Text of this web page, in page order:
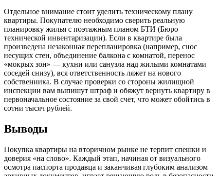
Отдельное внимание стоит уделить техническому плану
квартиры. Покупателю необходимо сверить реальную
планировку жилья с поэтажным планом БТИ (Бюро
технической инвентаризации). Если в квартире была
произведена незаконная перепланировка (например, снос
несущих стен, объединение балкона с комнатой, перенос
«мокрых зон» — кухни или санузла над жилыми комнатами
соседей снизу), вся ответственность ляжет на нового
собственника. В случае проверки со стороны жилищной
инспекции вам выпишут штраф и обяжут вернуть квартиру в
первоначальное состояние за свой счет, что может обойтись в
сотни тысяч рублей.
Выводы
Покупка квартиры на вторичном рынке не терпит спешки и
доверия «на слово». Каждый этап, начиная от визуального
осмотра паспорта продавца и заканчивая глубоким анализом